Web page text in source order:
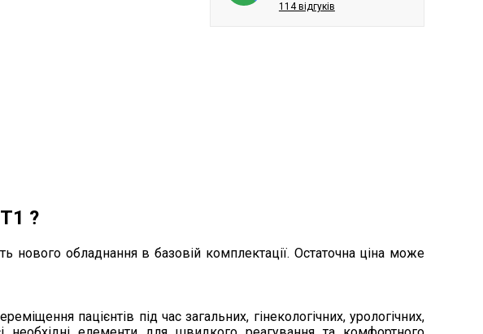
114 відгуків
?
нового обладнання в базовій комплектації. Остаточна ціна може
пацієнтів під час загальних, гінекологічних, урологічних,